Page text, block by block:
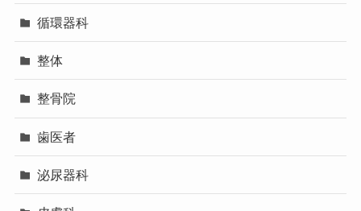
循環器科
整体
整骨院
歯医者
泌尿器科